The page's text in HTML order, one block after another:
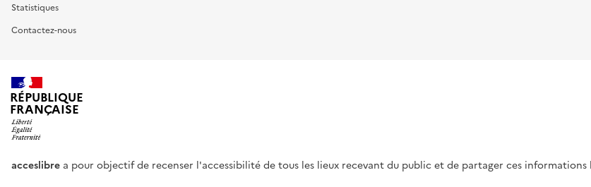
Statistiques
Contactez-nous
RÉPUBLIQUE
FRANÇAISE
acceslibre a pour objectif de recenser l'accessibilité de tous les lieux recevant du public et de partager ces informations